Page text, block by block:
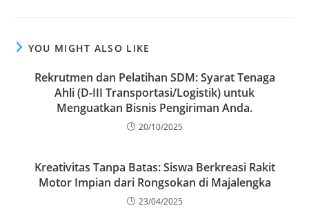
YOU MIGHT ALSO LIKE
Rekrutmen dan Pelatihan SDM: Syarat Tenaga
Ahli (D-III Transportasi/Logistik) untuk
Menguatkan Bisnis Pengiriman Anda.
20/10/2025
Kreativitas Tanpa Batas: Siswa Berkreasi Rakit
Motor Impian dari Rongsokan di Majalengka
23/04/2025